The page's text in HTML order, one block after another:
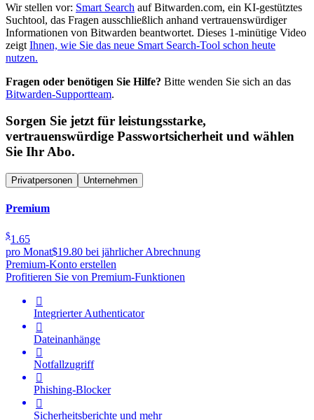
Wir stellen vor: Smart Search auf Bitwarden.com, ein KI-gestütztes
Suchtool, das Fragen ausschließlich anhand vertrauenswürdiger
Informationen von Bitwarden beantwortet. Dieses 1-minütige Video
zeigt Ihnen, wie Sie das neue Smart Search-Tool schon heute
nutzen.
Fragen oder benötigen Sie Hilfe? Bitte wenden Sie sich an das
Bitwarden-Supportteam.
Sorgen Sie jetzt für leistungsstarke,
vertrauenswürdige Passwortsicherheit und wählen
Sie Ihr Abo.
Privatpersonen Unternehmen
Premium
$1.65
pro Monat$19.80 bei jährlicher Abrechnung
Premium-Konto erstellen
Profitieren Sie von Premium-Funktionen

Integrierter Authenticator

Dateinanhänge

Notfallzugriff

Phishing-Blocker

Sicherheitsberichte und mehr